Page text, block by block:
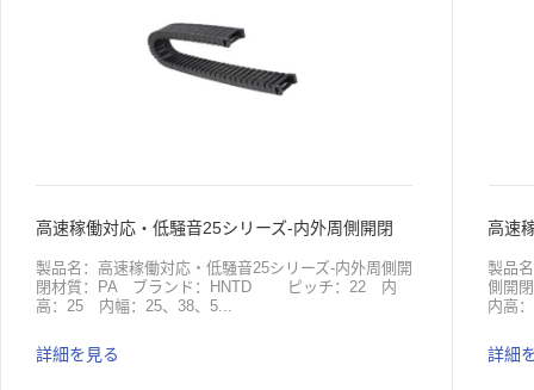
高速稼働対応・低騒音25シリーズ-内外周側開閉
製品名：高速稼働対応・低騒音25シリーズ-内外周側開
閉材質：PA ブランド：HNTD ピッチ：22 内
高：25 内幅：25、38、5...
7、77、103 屈曲半径：55、75、100 応
詳細を見る
高速
製品
側開
内高
、
詳細